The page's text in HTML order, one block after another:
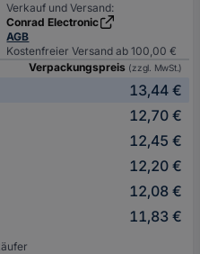
Verkauf und Versand:
Conrad Electronic
AGB
Kostenfreier Versand ab 100,00 €
Verpackungspreis (zzgl. MwSt.)
13,44 €
12,70 €
12,45 €
12,20 €
12,08 €
11,83 €